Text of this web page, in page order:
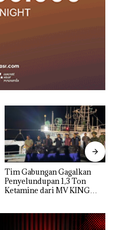
Tim Gabungan Gagalkan
Penyelundupan 1,3 Ton
Ketamine dari MV KING